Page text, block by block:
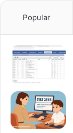
Popular